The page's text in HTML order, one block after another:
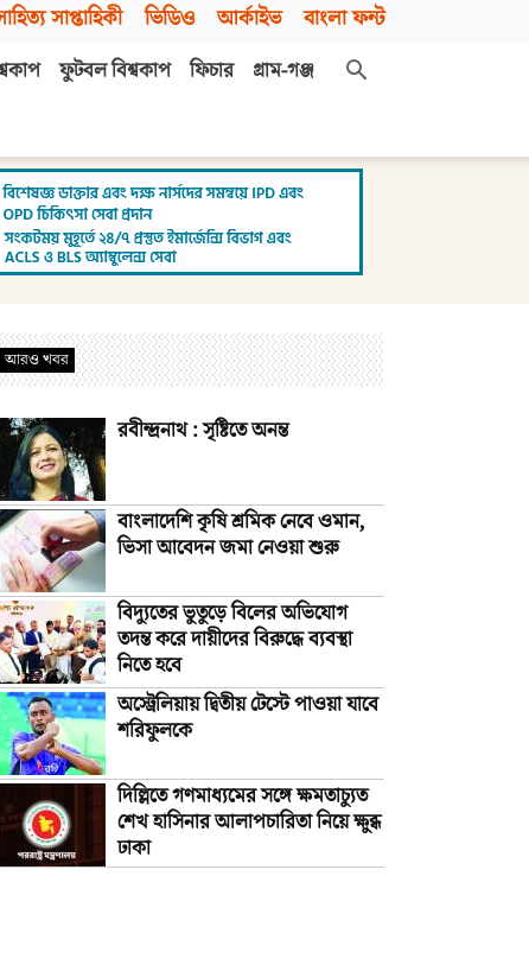
সাপ্তাহিকী ভিডিও আর্কাইভ বাংলা ফন্ট
ফুটবল বিশ্বকাপ ফিচার
গ্রাম-গঞ্জ
আরও খবর
রবীন্দ্রনাথ : সৃষ্টিতে অনন্ত
বাংলাদেশি কৃষি শ্রমিক নেবে ওমান,
ভিসা আবেদন জমা নেওয়া শুরু
বিদ্যুতের ভুতুড়ে বিলের অভিযোগ
তদন্ত করে দায়ীদের বিরুদ্ধে ব্যবস্থা
নিতে হবে
অস্ট্রেলিয়ায় দ্বিতীয় টেস্টে পাওয়া যাবে
শরিফুলকে
দিল্লিতে গণমাধ্যমের সঙ্গে ক্ষমতাচ্যুত
শেখ হাসিনার আলাপচারিতা নিয়ে ক্ষুব্ধ
ঢাকা